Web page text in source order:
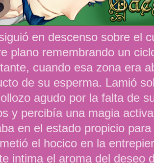
en descenso sobre el
plano remembrando un
cuando esa zona era
de su esperma. Lamió
agudo por la falta de
y percibía una magia
en el estado propicio
el hocico en la
intima el aroma del deseo